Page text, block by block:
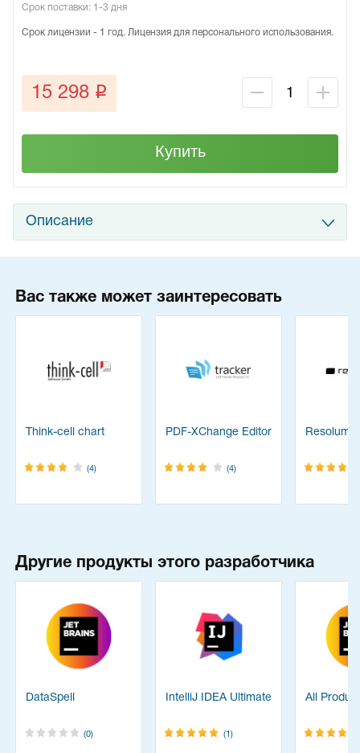
Срок поставки: 1-3 дня
Срок лицензии - 1 год. Лицензия для персонального использования.
15 298 q
Купить
Описание
Вас также может заинтересовать
Think-cell chart
(4)
PDF-XChange Editor
(4)
Resolume
Другие продукты этого разработчика
DataSpell
(0)
IntelliJ IDEA Ultimate
(1)
All